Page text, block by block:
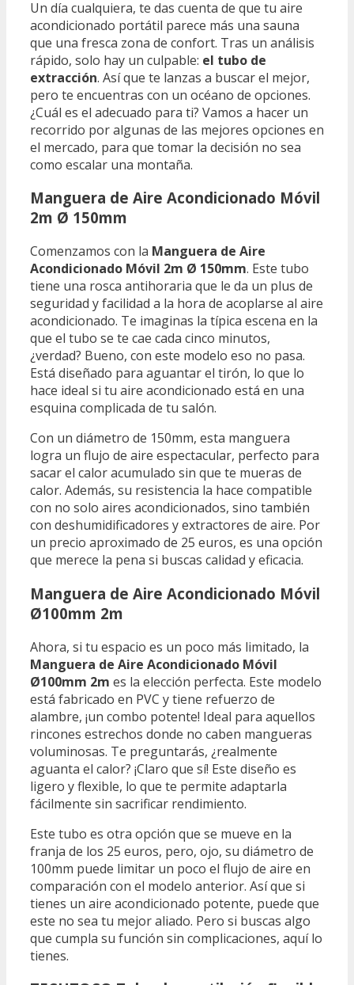
Un día cualquiera, te das cuenta de que tu aire
acondicionado portátil parece más una sauna
que una fresca zona de confort. Tras un análisis
rápido, solo hay un culpable: el tubo de
extracción. Así que te lanzas a buscar el mejor,
pero te encuentras con un océano de opciones.
¿Cuál es el adecuado para ti? Vamos a hacer un
recorrido por algunas de las mejores opciones en
el mercado, para que tomar la decisión no sea
como escalar una montaña.
Manguera de Aire Acondicionado Móvil
2m Ø 150mm
Comenzamos con la Manguera de Aire
Acondicionado Móvil 2m Ø 150mm. Este tubo
tiene una rosca antihoraria que le da un plus de
seguridad y facilidad a la hora de acoplarse al aire
acondicionado. Te imaginas la típica escena en la
que el tubo se te cae cada cinco minutos,
¿verdad? Bueno, con este modelo eso no pasa.
Está diseñado para aguantar el tirón, lo que lo
hace ideal si tu aire acondicionado está en una
esquina complicada de tu salón.
Con un diámetro de 150mm, esta manguera
logra un flujo de aire espectacular, perfecto para
sacar el calor acumulado sin que te mueras de
calor. Además, su resistencia la hace compatible
con no solo aires acondicionados, sino también
con deshumidificadores y extractores de aire. Por
un precio aproximado de 25 euros, es una opción
que merece la pena si buscas calidad y eficacia.
Manguera de Aire Acondicionado Móvil
Ø100mm 2m
Ahora, si tu espacio es un poco más limitado, la
Manguera de Aire Acondicionado Móvil
Ø100mm 2m es la elección perfecta. Este modelo
está fabricado en PVC y tiene refuerzo de
alambre, ¡un combo potente! Ideal para aquellos
rincones estrechos donde no caben mangueras
voluminosas. Te preguntarás, ¿realmente
aguanta el calor? ¡Claro que sí! Este diseño es
ligero y flexible, lo que te permite adaptarla
fácilmente sin sacrificar rendimiento.
Este tubo es otra opción que se mueve en la
franja de los 25 euros, pero, ojo, su diámetro de
100mm puede limitar un poco el flujo de aire en
comparación con el modelo anterior. Así que si
tienes un aire acondicionado potente, puede que
este no sea tu mejor aliado. Pero si buscas algo
que cumpla su función sin complicaciones, aquí lo
tienes.